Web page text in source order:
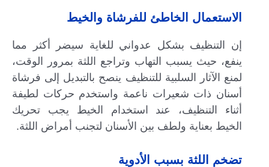
الاستعمال الخاطئ للفرشاة والخيط
إن التنظيف بشكل عدواني للغاية سيضر أكثر مما
ينفع، حيث يسبب التهاب وتراجع اللثة بمرور الوقت،
لمنع الآثار السلبية للتنظيف ينصح بالتبديل إلى فرشاة
أسنان ذات شعيرات ناعمة واستخدم حركات لطيفة
أثناء التنظيف، عند استخدام الخيط يجب تحريك
الخيط بعناية ولطف بين الأسنان لتجنب أمراض اللثة.
تضخم اللثة بسبب الأدوية